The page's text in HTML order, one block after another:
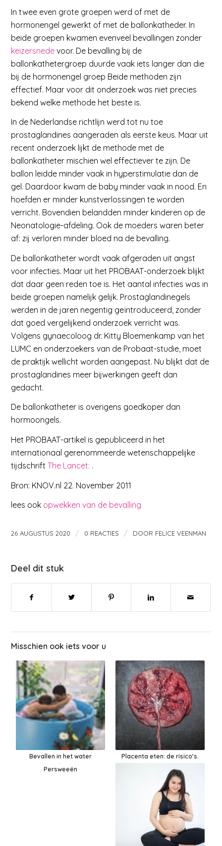
In twee even grote groepen werd of met de
hormonengel gewerkt of met de ballonkatheder. In
beide groepen kwamen evenveel bevallingen zonder
keizersnede voor. De bevalling bij de
ballonkathetergroep duurde vaak iets langer dan die
bij de hormonengel groep Beide methoden zijn
effectief. Maar voor dit onderzoek was niet precies
bekend welke methode het beste is.
In de Nederlandse richtlijn werd tot nu toe
prostaglandines aangeraden als eerste keus. Maar uit
recent onderzoek lijkt de methode met de
ballonkatheter mischien wel effectiever te zijn. De
ballon leidde minder vaak in hyperstimulatie dan de
gel. Daardoor kwam de baby minder vaak in nood. En
hoefden er minder kunstverlossingen te worden
verricht. Bovendien belandden minder kinderen op de
Neonatologie-afdeling. Ook de moeders waren beter
af: zij verloren minder bloed na de bevalling.
De ballonkatheter wordt vaak afgeraden uit angst
voor infecties. Maar uit het PROBAAT-onderzoek blijkt
dat daar geen reden toe is. Het aantal infecties was in
beide groepen namelijk gelijk. Prostaglandinegels
werden in de jaren negentig geïntroduceerd, zonder
dat goed vergelijkend onderzoek verricht was.
Volgens gynaecoloog dr. Kitty Bloemenkamp van het
LUMC en onderzoekers van de Probaat-studie, moet
de praktijk wellicht worden aangepast. Nu blijkt dat de
prostaglandines meer bijwerkingen geeft dan
gedacht.
De ballonkatheter is overigens goedkoper dan
hormoongels.
Het PROBAAT-artikel is gepubliceerd in het
internationaal gerenommeerde wetenschappelijke
tijdschriftThe Lancet: .
Bron: KNOV.nl 22. November 2011
lees ook opwekken van de bevalling
26 AUGUSTUS 2020 / 0 REACTIES / DOOR FELICE VEENMAN
Deel dit stuk
Misschien ook iets voor u
Bevallen in het water
Placenta eten: de risico’s.
Persweeën